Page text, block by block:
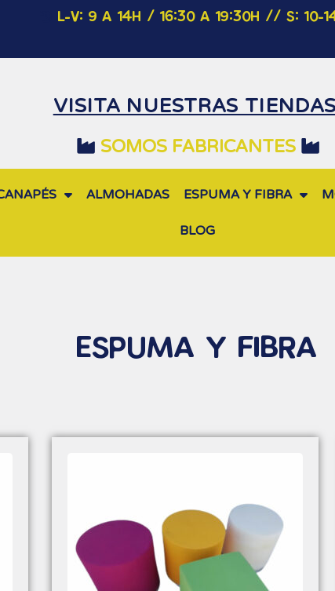
L-V: 9 A 14H / 16:30 A 19:30H // S: 10-
VISITA NUESTRAS TIENDAS
SOMOS FABRICANTES
ALMOHADAS ESPUMA Y FIBRA
BLOG
ESPUMA Y FIBRA